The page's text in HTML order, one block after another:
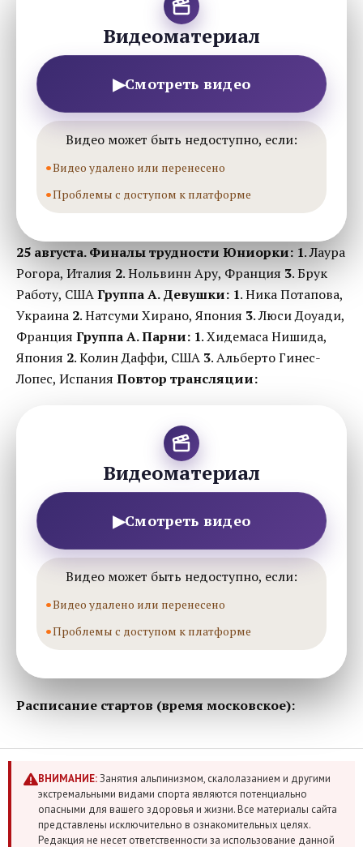
Видеоматериал
▶Смотреть видео
Видео может быть недоступно, если:
Видео удалено или перенесено
Проблемы с доступом к платформе
25 августа. Финалы трудности Юниорки: 1. Лаура
Рогора, Италия 2. Нольвинн Ару, Франция 3. Брук
Работу, СШАГруппа А. Девушки: 1. Ника Потапова,
Украина 2. Натсуми Хирано, Япония 3. Люси Доуади,
Франция Группа А. Парни: 1. Хидемаса Нишида,
Япония 2. Колин Даффи, США 3. Альберто Гинес-
Лопес, Испания Повтор трансляции:
Видеоматериал
▶Смотреть видео
Видео может быть недоступно, если:
Видео удалено или перенесено
Проблемы с доступом к платформе
Расписание стартов (время московское):
ВНИМАНИЕ:Занятия альпинизмом, скалолазанием и другими
экстремальными видами спорта являются потенциально
опасными для вашего здоровья и жизни. Все материалы сайта
представлены исключительно в ознакомительных целях.
Редакция не несет ответственности за использование данной